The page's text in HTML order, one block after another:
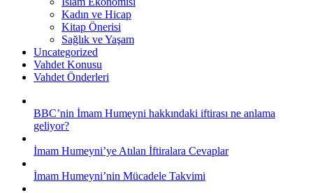
Kadın ve Hicap
Kitap Önerisi
Sağlık ve Yaşam
Uncategorized
Vahdet Konusu
Vahdet Önderleri
BBC’nin İmam Humeyni hakkındaki iftirası ne anlama
geliyor?
İmam Humeyni’ye Atılan İftiralara Cevaplar
İmam Humeyni’nin Mücadele Takvimi